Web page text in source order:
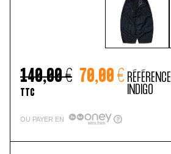
140,00 € 70,00 €
TTC
OU PAYER EN
RÉFÉRENCE
INDIGO